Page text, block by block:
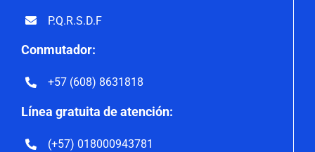
P.Q.R.S.D.F
Conmutador:
+57 (608) 8631818
Línea gratuita de atención:
(+57) 018000943781